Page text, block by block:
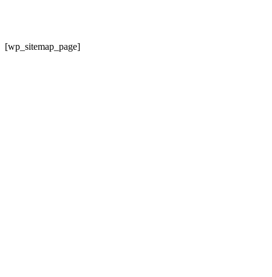
[wp_sitemap_page]